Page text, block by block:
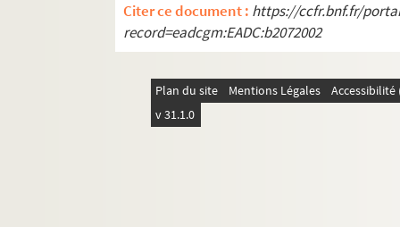
Citer ce document : https://ccfr.bnf.fr/
record=eadcgm:EADC:b2072002
Plan du site Mentions Légales
v 31.1.0